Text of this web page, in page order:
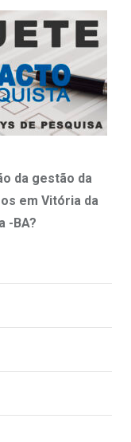
da gestão da
em Vitória da
-BA?